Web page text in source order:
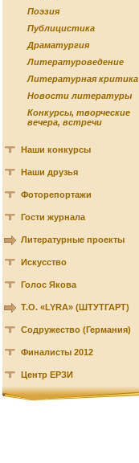
Поэзия
Публицистика
Драматургия
Литературоведение
Литературная критика
Новости литературы
Конкурсы, творческие
вечера, встречи
Наши конкурсы
Наши друзья
Фоторепортажи
Гости журнала
Литературные проекты
Искусство
Голос Якова
Т.О. «LYRA» (ШТУТГАРТ)
Содружество (Германия)
Финалисты 2012
Центр ЕРЗИ